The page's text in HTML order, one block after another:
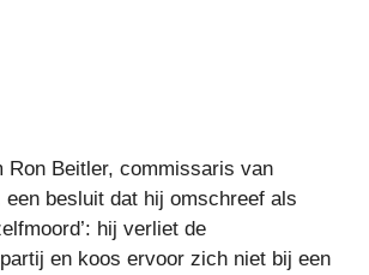
Ron Beitler, commissaris van
een besluit dat hij omschreef als
hij verliet de
en koos ervoor zich niet bij een